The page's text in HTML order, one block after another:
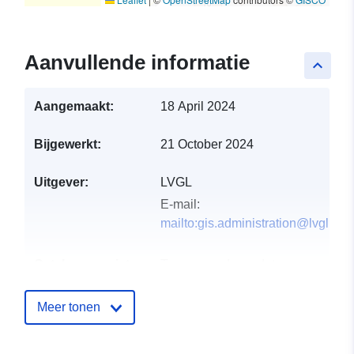
keyboard_arrow_up
Aanvullende informatie
Aangemaakt: 18 April 2024
Bijgewerkt: 21 October 2024
Uitgever:
LVGL
E-mail:
Meer tonen